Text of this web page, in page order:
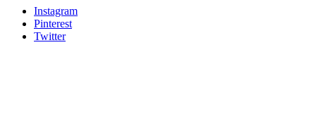
Instagram
Pinterest
Twitter